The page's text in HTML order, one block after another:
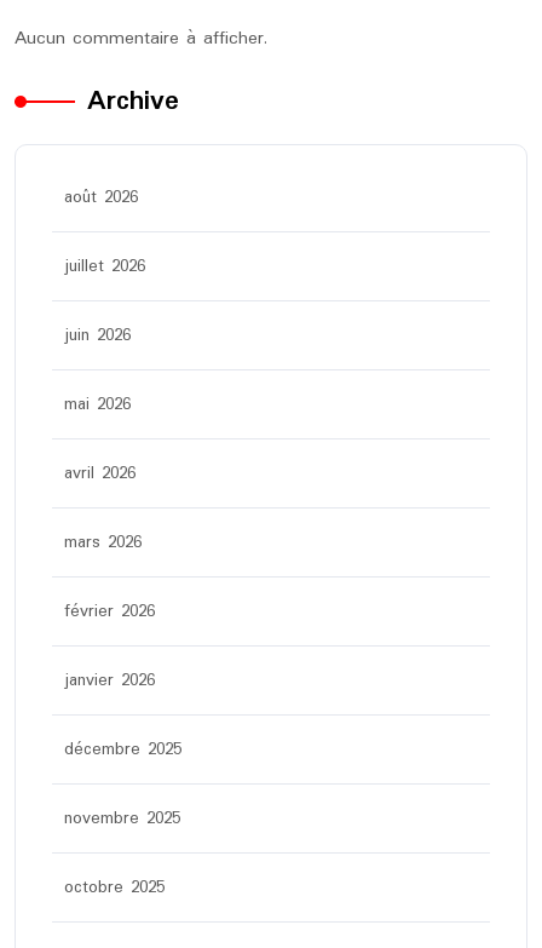
Aucun commentaire à afficher.
Archive
août 2026
juillet 2026
juin 2026
mai 2026
avril 2026
mars 2026
février 2026
janvier 2026
décembre 2025
novembre 2025
octobre 2025